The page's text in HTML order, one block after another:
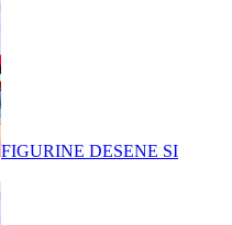
FIGURINE DESENE SI